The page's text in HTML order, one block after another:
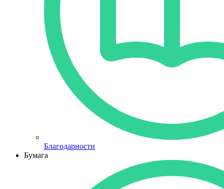
Благодарности
Бумага